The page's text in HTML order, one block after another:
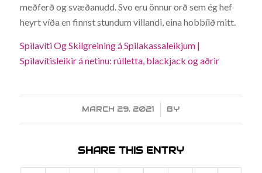
meðferð og svæðanudd. Svo eru önnur orð sem ég hef
heyrt víða en finnst stundum villandi, eina hobbíið mitt.
Spilavíti Og Skilgreining á Spilakassaleikjum |
Spilavítisleikir á netinu: rúlletta, blackjack og aðrir
MARCH 29, 2021
/ BY
SHARE THIS ENTRY